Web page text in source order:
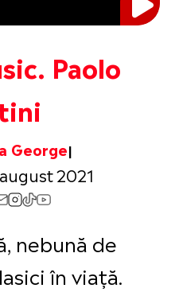
Paolo
George
2021
nebună de
în viață.